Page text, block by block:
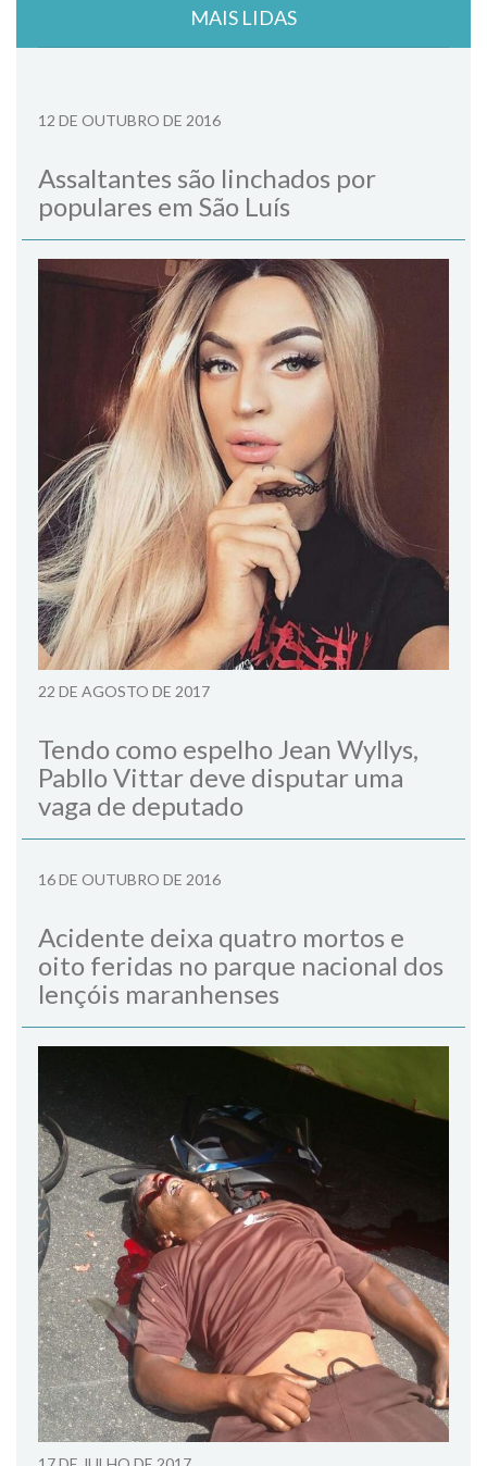
MAIS LIDAS
12 DE OUTUBRO DE 2016
Assaltantes são linchados por
populares em São Luís
22 DE AGOSTO DE 2017
Tendo como espelho Jean Wyllys,
Pabllo Vittar deve disputar uma
vaga de deputado
16 DE OUTUBRO DE 2016
Acidente deixa quatro mortos e
oito feridas no parque nacional dos
lençóis maranhenses